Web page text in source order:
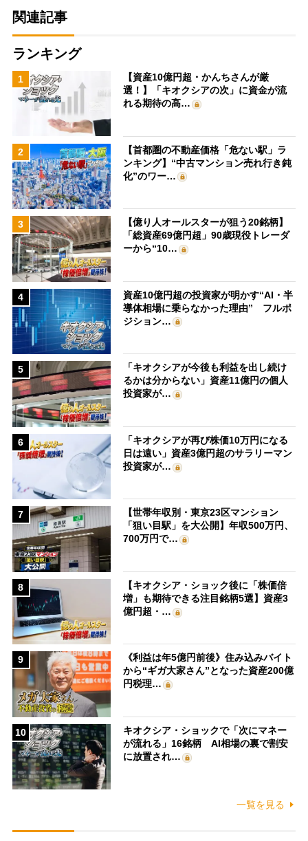
関連記事
ランキング
1
【資産10億円超・かんちさんが厳
選！】「キオクシアの次」に資金が流
れる期待の高…
2
【首都圏の不動産価格「危ない駅」ラ
ンキング】“中古マンション売れ行き鈍
化”のワー…
3
【億り人オールスターが狙う20銘柄】
「総資産69億円超」90歳現役トレーダ
ーから“10…
4
資産10億円超の投資家が明かす“AI・半
導体相場に乗らなかった理由” フルポ
ジション…
5
「キオクシアが今後も利益を出し続け
るかは分からない」資産11億円の個人
投資家が…
6
「キオクシアが再び株価10万円になる
日は遠い」資産3億円超のサラリーマン
投資家が…
7
【世帯年収別・東京23区マンション
「狙い目駅」を大公開】年収500万円、
700万円で…
8
【キオクシア・ショック後に「株価倍
増」も期待できる注目銘柄5選】資産3
億円超・…
9
《利益は年5億円前後》住み込みバイト
から“ギガ大家さん”となった資産200億
円税理…
10
キオクシア・ショックで「次にマネー
が流れる」16銘柄 AI相場の裏で割安
に放置され…
一覧を見る